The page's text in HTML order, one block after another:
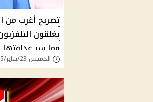
تصريح أغرب من
يغلقون
وما سر عداوتها
الخميس 23/يناير/2025 - 08:06 م